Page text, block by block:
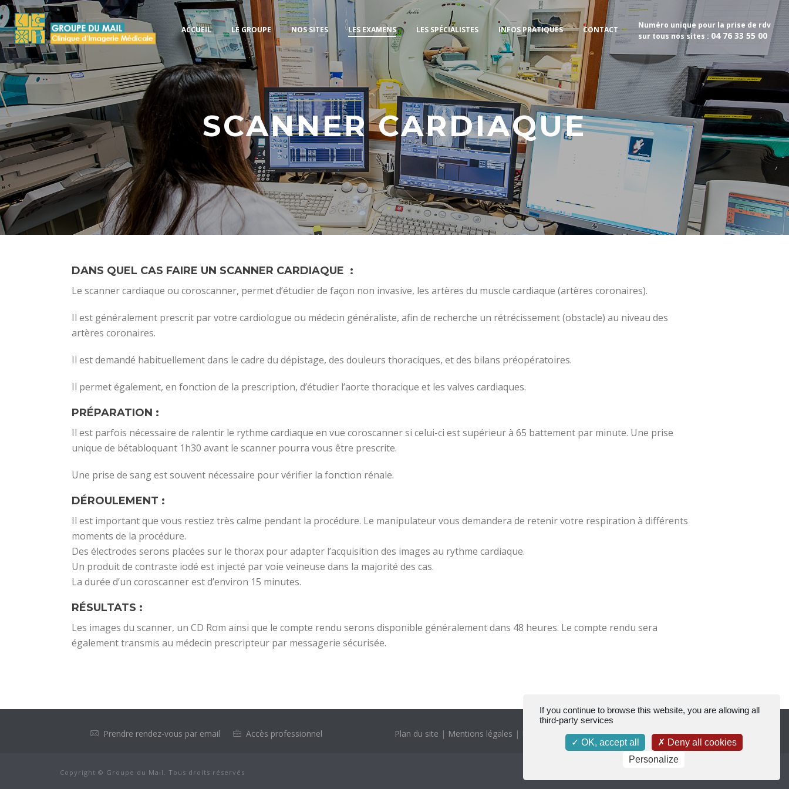
ACCUEIL LE GROUPE NOS SITES LES EXAMENS LES SPÉCIALISTES INFOS PRATIQUES CONTACT
Numéro unique pour la prise de rdv
sur tous nos sites : 04 76 33 55 00
SCANNER CARDIAQUE
DANS QUEL CAS FAIRE UN SCANNER CARDIAQUE :
Le scanner cardiaque ou coroscanner, permet d’étudier de façon non invasive, les artères du muscle cardiaque (artères coronaires).
Il est généralement prescrit par votre cardiologue ou médecin généraliste, afin de recherche un rétrécissement (obstacle) au niveau des
artères coronaires.
Il est demandé habituellement dans le cadre du dépistage, des douleurs thoraciques, et des bilans préopératoires.
Il permet également, en fonction de la prescription, d’étudier l’aorte thoracique et les valves cardiaques.
PRÉPARATION :
Il est parfois nécessaire de ralentir le rythme cardiaque en vue coroscanner si celui-ci est supérieur à 65 battement par minute. Une prise
unique de bétabloquant 1h30 avant le scanner pourra vous être prescrite.
Une prise de sang est souvent nécessaire pour vérifier la fonction rénale.
DÉROULEMENT :
Il est important que vous restiez très calme pendant la procédure. Le manipulateur vous demandera de retenir votre respiration à différents
moments de la procédure.
Des électrodes serons placées sur le thorax pour adapter l’acquisition des images au rythme cardiaque.
Un produit de contraste iodé est injecté par voie veineuse dans la majorité des cas.
La durée d’un coroscanner est d’environ 15 minutes.
RÉSULTATS :
Les images du scanner, un CD Rom ainsi que le compte rendu serons disponible généralement dans 48 heures. Le compte rendu sera
également transmis au médecin prescripteur par messagerie sécurisée.
Prendre rendez-vous par email Accès professionnel Plan du site | Mentions légales | Politique de confidentialité|Politique de cookies
Copyright © Groupe du Mail. Tous droits réservés
If you continue to browse this website, you are allowing all
third-party services
OK, accept all
Deny all cookies
Personalize